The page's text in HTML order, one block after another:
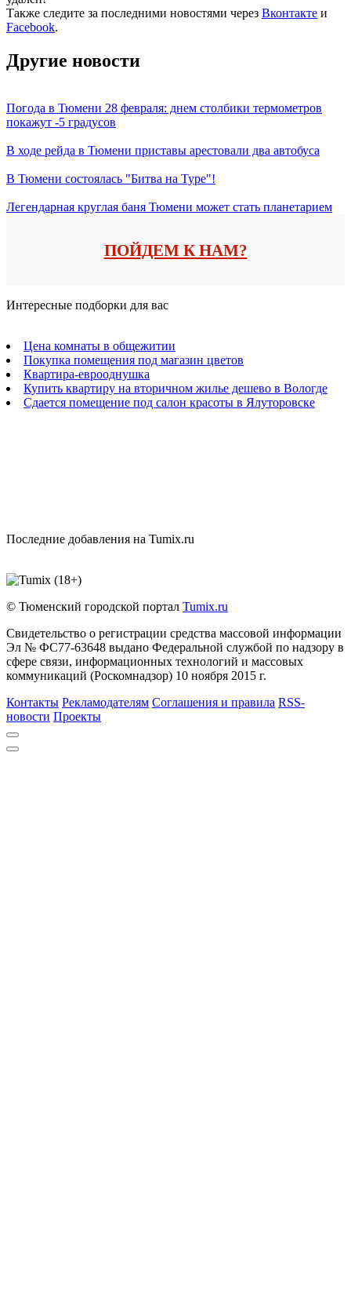
Также следите за последними новостями через Вконтакте и
Facebook.
Другие новости
Погода в Тюмени 28 февраля: днем столбики термометров
покажут -5 градусов
В ходе рейда в Тюмени приставы арестовали два автобуса
В Тюмени состоялась "Битва на Туре"!
Легендарная круглая баня Тюмени может стать планетарием
ПОЙДЕМ К НАМ?
Интересные подборки для вас
Цена комнаты в общежитии
Покупка помещения под магазин цветов
Квартира-еврооднушка
Купить квартиру на вторичном жилье дешево в Вологде
Сдается помещение под салон красоты в Ялуторовске
Последние добавления на Tumix.ru
© Тюменский городской портал Tumix.ru
Свидетельство о регистрации средства массовой информации
Эл № ФС77-63648 выдано Федеральной службой по надзору в
сфере связи, информационных технологий и массовых
коммуникаций (Роскомнадзор) 10 ноября 2015 г.
Контакты Рекламодателям Соглашения и правила RSS-
новости Проекты